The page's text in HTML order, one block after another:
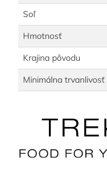
Soľ
Hmotnosť
Krajina pôvodu
Minimálna trvanlivosť